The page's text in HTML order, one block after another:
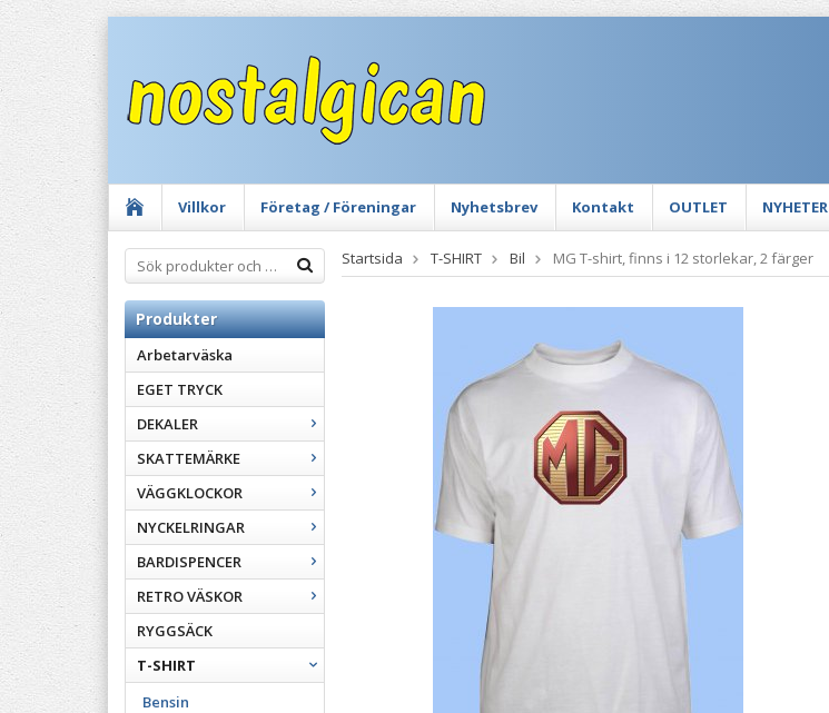
Villkor Företag / Föreningar Nyhetsbrev Kontakt OUTLET NYHETER
Produkter
Arbetarväska
EGET TRYCK
DEKALER
SKATTEMÄRKE
VÄGGKLOCKOR
NYCKELRINGAR
BARDISPENCER
RETRO VÄSKOR
RYGGSÄCK
T-SHIRT
Bensin
Startsida T-SHIRT Bil MG T-shirt, finns i 12 storlekar, 2 färger